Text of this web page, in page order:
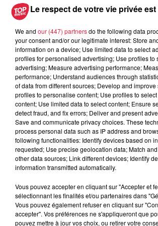
pape à Metz en
5 août 2026
Europa-Park : des
l’après Euro-Mir
Dans la même série
La Minute Sport du
vendredi 21 mars
La minute sport en Alsace
Le respect de votre vie privée
We and our (447) partnersdo the following data
your consent and/or our legitimate interest: Store
information on a device; Use limited data to select
profiles for personalised advertising; Use profiles to
advertising; Measure advertising performance;
performance; Understand audiences through
of data from different sources; Develop and
profiles to personalise content; Use profiles to
content; Use limited data to select content; Ensure
detect fraud, and fix errors; Deliver and present
Save and communicate privacy choices. These
process personal data such as IP address and
following functionalities: Identify devices based on
requested; Use precise geolocation data; Match
other data sources; Link different devices; Identify
information transmitted automatically.
Vous pouvez accepter en cliquant sur "Accepter et
sélectionnant les finalités et/ou partenaires dans
Vous pouvez également refuser en cliquant sur
accepter". Vos préférences ne s'appliqueront que
pouvez mettre à jour vos choix, ou retirer votre